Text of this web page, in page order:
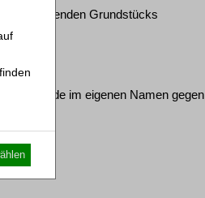
gehörenden Grundstücks
im eigenen Namen gegen